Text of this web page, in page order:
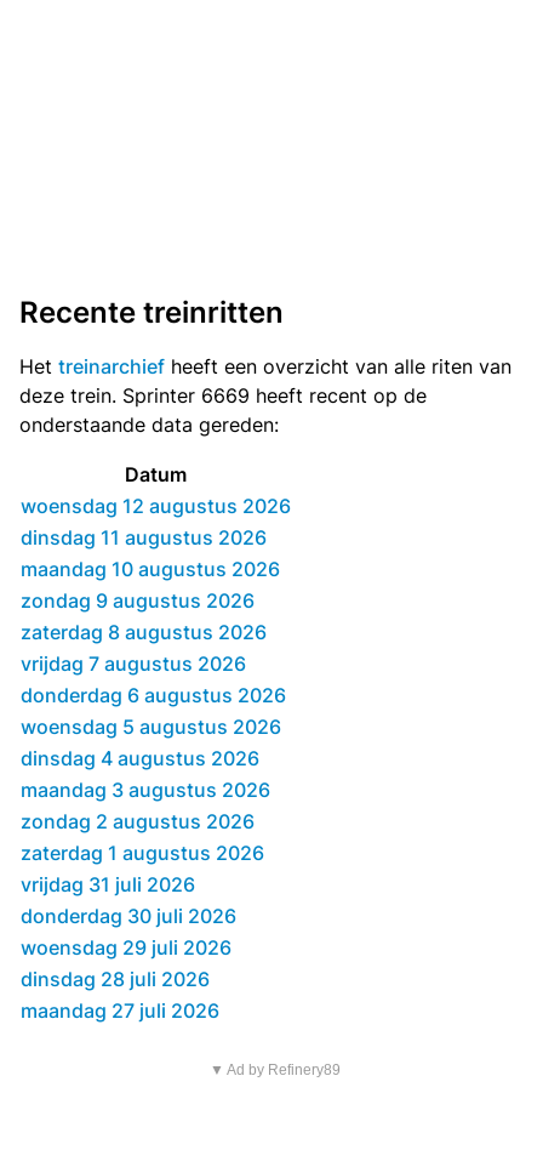
Recente treinritten
Het treinarchief heeft een overzicht van alle riten van
deze trein. Sprinter 6669 heeft recent op de
onderstaande data gereden:
Datum
woensdag 12 augustus 2026
dinsdag 11 augustus 2026
maandag 10 augustus 2026
zondag 9 augustus 2026
zaterdag 8 augustus 2026
vrijdag 7 augustus 2026
donderdag 6 augustus 2026
woensdag 5 augustus 2026
dinsdag 4 augustus 2026
maandag 3 augustus 2026
zondag 2 augustus 2026
zaterdag 1 augustus 2026
vrijdag 31 juli 2026
donderdag 30 juli 2026
woensdag 29 juli 2026
dinsdag 28 juli 2026
maandag 27 juli 2026
▼ Ad by Refinery89